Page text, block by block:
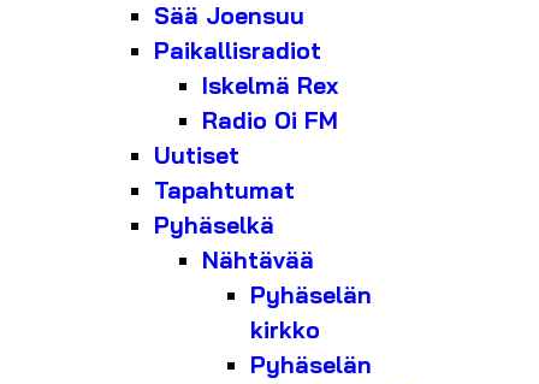
Sää Joensuu
Paikallisradiot
Iskelmä Rex
Radio Oi FM
Uutiset
Tapahtumat
Pyhäselkä
Nähtävää
Pyhäselän
kirkko
Pyhäselän